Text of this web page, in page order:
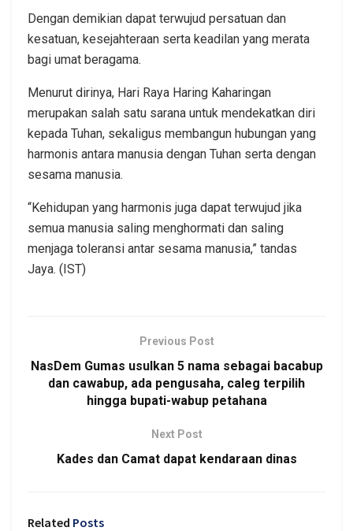
Dengan demikian dapat terwujud persatuan dan
kesatuan, kesejahteraan serta keadilan yang merata
bagi umat beragama.
Menurut dirinya, Hari Raya Haring Kaharingan
merupakan salah satu sarana untuk mendekatkan diri
kepada Tuhan, sekaligus membangun hubungan yang
harmonis antara manusia dengan Tuhan serta dengan
sesama manusia.
“Kehidupan yang harmonis juga dapat terwujud jika
semua manusia saling menghormati dan saling
menjaga toleransi antar sesama manusia,” tandas
Jaya. (IST)
Previous Post
NasDem Gumas usulkan 5 nama sebagai bacabup
dan cawabup, ada pengusaha, caleg terpilih
hingga bupati-wabup petahana
Next Post
Kades dan Camat dapat kendaraan dinas
Related Posts